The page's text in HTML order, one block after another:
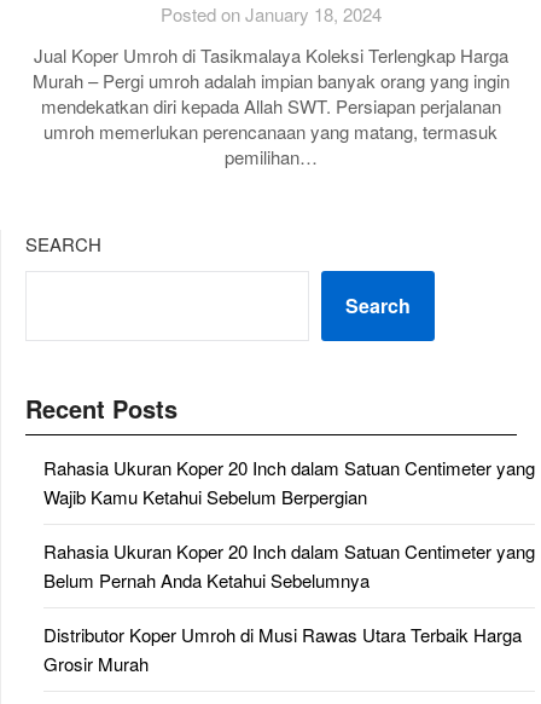
Posted on January 18, 2024
Jual Koper Umroh di Tasikmalaya Koleksi Terlengkap Harga
Murah – Pergi umroh adalah impian banyak orang yang ingin
mendekatkan diri kepada Allah SWT. Persiapan perjalanan
umroh memerlukan perencanaan yang matang, termasuk
pemilihan…
SEARCH
Search
Recent Posts
Rahasia Ukuran Koper 20 Inch dalam Satuan Centimeter yang
Wajib Kamu Ketahui Sebelum Berpergian
Rahasia Ukuran Koper 20 Inch dalam Satuan Centimeter yang
Belum Pernah Anda Ketahui Sebelumnya
Distributor Koper Umroh di Musi Rawas Utara Terbaik Harga
Grosir Murah